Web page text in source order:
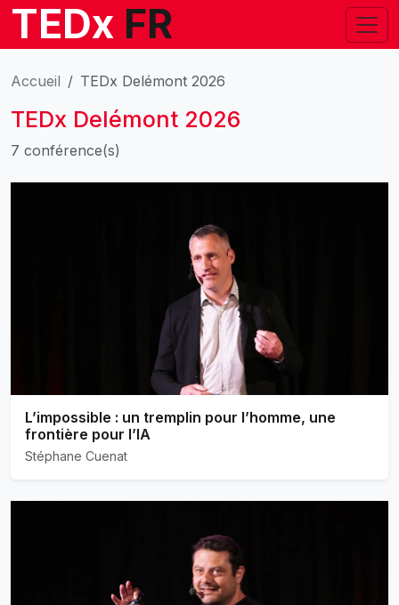
TEDx FR
Accueil TEDx Delémont 2026
TEDx Delémont 2026
7 conférence(s)
L’impossible : un tremplin pour l’homme, une
frontière pour l’IA
Stéphane Cuenat